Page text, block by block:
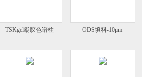
TSKgel凝胶色谱柱 ODS填料-10μm